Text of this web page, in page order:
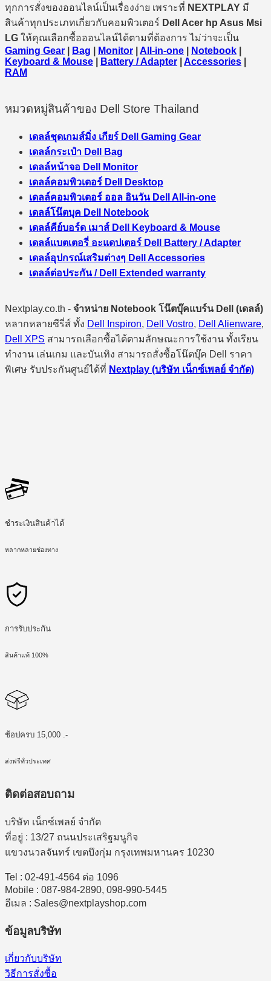
ทุกการสั่งของออนไลน์เป็นเรื่องง่าย เพราะที่ NEXTPLAY มี
สินค้าทุกประเภทเกี่ยวกับคอมพิวเตอร์ Dell Acer hp Asus Msi
LG ให้คุณเลือกซื้อออนไลน์ได้ตามที่ต้องการ ไม่ว่าจะเป็น
Gaming Gear
Bag Monitor All-in-one Notebook
Keyboard & Mouse
Battery / Adapter Accessories
RAM
หมวดหมู่สินค้าของ Dell Store Thailand
เดลล์ชุดเกมส์มิ่ง เกียร์ Dell Gaming Gear
เดลล์กระเป๋า Dell Bag
เดลล์หน้าจอ Dell Monitor
เดลล์คอมพิวเตอร์ Dell Desktop
เดลล์คอมพิวเตอร์ ออล อินวัน Dell All-in-one
เดลล์โน๊ตบุค Dell Notebook
เดลล์คีย์บอร์ด เมาส์ Dell Keyboard & Mouse
เดลล์แบตเตอรี่ อะแดปเตอร์ Dell Battery / Adapter
เดลล์อุปกรณ์เสริมต่างๆ Dell Accessories
เดลล์ต่อประกัน / Dell Extended warranty
Nextplay.co.th - จำหน่าย Notebook โน๊ตบุ๊คแบร์น Dell (เดลล์)
หลากหลายซีรี่ส์ ทั้ง Dell Inspiron, Dell Vostro, Dell Alienware,
Dell XPS สามารถเลือกซื้อได้ตามลักษณะการใช้งาน ทั้งเรียน
ทำงาน เล่นเกม และบันเทิง สามารถสั่งซื้อโน๊ตบุ๊ค Dell ราคา
พิเศษ รับประกันศูนย์ได้ที่ Nextplay (บริษัท เน็กซ์เพลย์ จำกัด)
ชำระเงินสินค้าได้
หลากหลายช่องทาง
การรับประกัน
สินค้าแท้ 100%
ช้อปครบ 15,000 .-
ส่งฟรีทั่วประเทศ
ติดต่อสอบถาม
บริษัท เน็กซ์เพลย์ จำกัด
ที่อยู่ : 13/27 ถนนประเสริฐมนูกิจ
แขวงนวลจันทร์ เขตบึงกุ่ม กรุงเทพมหานคร 10230
Tel : 02-491-4564 ต่อ 1096
Mobile : 087-984-2890, 098-990-5445
อีเมล : Sales@nextplayshop.com
ข้อมูลบริษัท
เกี่ยวกับบริษัท
วิธีการสั่งซื้อ